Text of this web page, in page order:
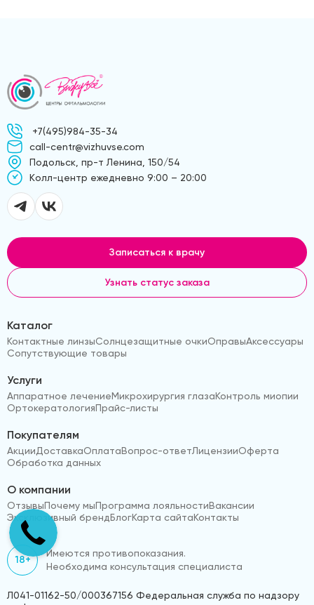
+7(495)984-35-34
call-centr@vizhuvse.com
Подольск, пр-т Ленина, 150/54
Kолл-центр ежедневно 9:00 – 20:00
Записаться к врачу
Узнать статус заказа
Каталог
Контактные линзыСолнцезащитные очкиОправыАксессуары
Сопутствующие товары
Услуги
Аппаратное лечениеМикрохирургия глазаКонтроль миопии
ОртокератологияПрайс-листы
Покупателям
АкцииДоставкаОплатаВопрос-ответЛицензииОферта
Обработка данных
О компании
ОтзывыПочему мыПрограмма лояльностиВакансии
Эксклюзивный брендБлогКарта сайтаКонтакты
18+
Имеются противопоказания.
Необходима консультация специалиста
Л041-01162-50/000367156 Федеральная служба по надзору